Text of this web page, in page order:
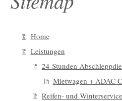
Home
Leistungen
24-Stunden
Mietwagen + ADAC
Reifen- und Winterservice